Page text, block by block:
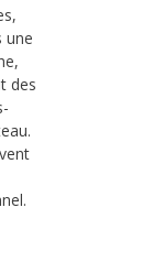
une
des